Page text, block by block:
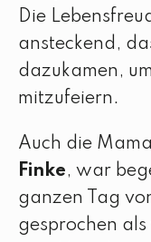
Die
ansteckend,
dazukamen,
mitzufeiern.
Auch die
Finke, war
ganzen Tag
gesprochen